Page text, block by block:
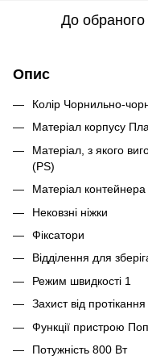
До обраного
Опис
Колір Чорнильно-
Матеріал корпусу
Матеріал, з якого
(PS)
Матеріал
Нековзні ніжки
Фіксатори
Відділення для
Режим швидкості 1
Захист від протікання
Функції пристрою
Потужність 800 Вт